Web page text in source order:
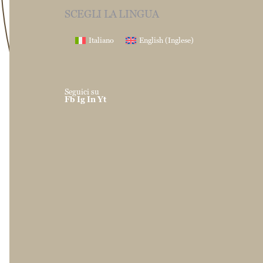
SCEGLI LA LINGUA
Italiano English (Inglese)
Seguici su
Fb IgInYt